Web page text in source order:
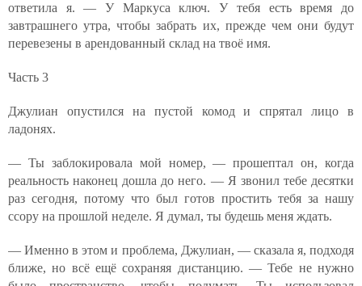
ответила я. — У Маркуса ключ. У тебя есть время до
завтрашнего утра, чтобы забрать их, прежде чем они будут
перевезены в арендованный склад на твоё имя.
Часть 3
Джулиан опустился на пустой комод и спрятал лицо в
ладонях.
— Ты заблокировала мой номер, — прошептал он, когда
реальность наконец дошла до него. — Я звонил тебе десятки
раз сегодня, потому что был готов простить тебя за нашу
ссору на прошлой неделе. Я думал, ты будешь меня ждать.
— Именно в этом и проблема, Джулиан, — сказала я, подходя
ближе, но всё ещё сохраняя дистанцию. — Тебе не нужно